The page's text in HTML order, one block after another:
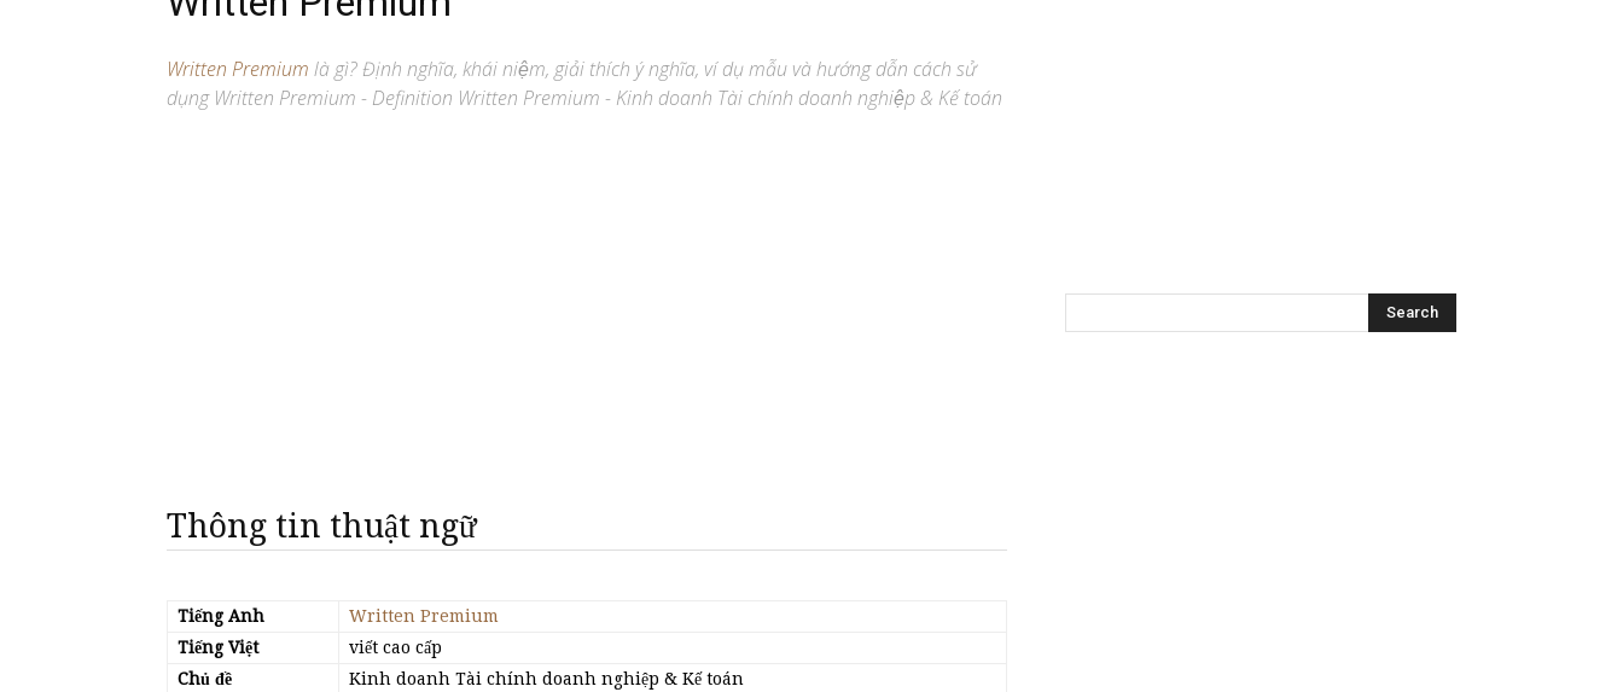
Written Premium là gì? Định nghĩa, khái niệm, giải thích ý nghĩa, ví dụ mẫu và hướng dẫn cách sử
dụng Written Premium - Definition Written Premium - Kinh doanh Tài chính doanh nghiệp & Kế toán
Thông tin thuật ngữ
Tiếng Anh
Written Premium
Tiếng Việt
viết cao cấp
Chủ đề
Kinh doanh Tài chính doanh nghiệp & Kế toán